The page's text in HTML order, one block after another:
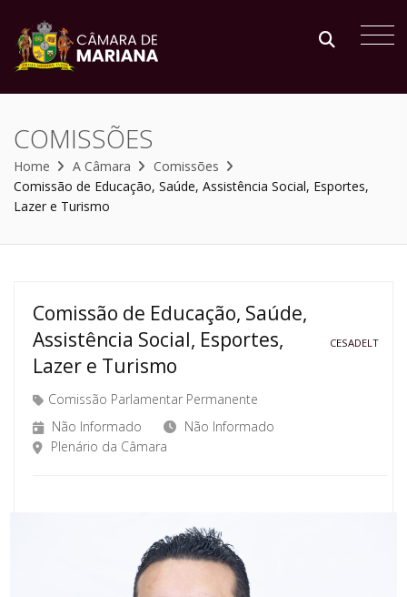
COMISSÕES
Home A Câmara
Comissões
Comissão de Educação, Saúde, Assistência Social, Esportes,
Lazer e Turismo
Comissão de Educação, Saúde,
Assistência Social, Esportes,
Lazer e Turismo
CESADELT
Comissão Parlamentar Permanente
Não Informado
Não Informado
Plenário da Câmara